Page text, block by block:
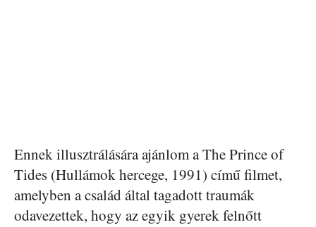
Ennek illusztrálására ajánlom a The Prince of
Tides (Hullámok hercege, 1991) című filmet,
amelyben a család által tagadott traumák
odavezettek, hogy az egyik gyerek felnőtt